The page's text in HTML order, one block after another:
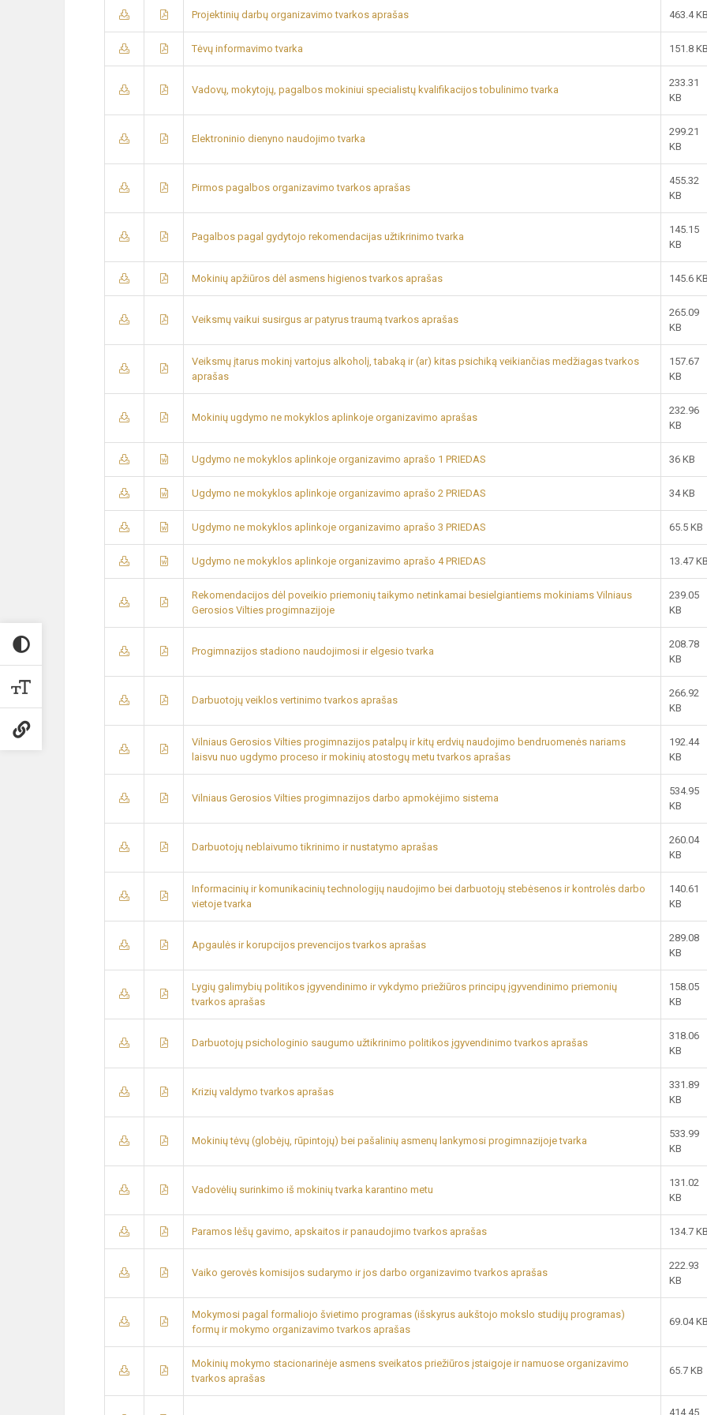
Projektinių darbų organizavimo tvarkos aprašas 463.4
Tėvų informavimo tvarka 151.8
Vadovų, mokytojų, pagalbos mokiniui specialistų kvalifikacijos tobulinimo tvarka
233.31
KB
Elektroninio dienyno naudojimo tvarka
299.21
KB
Pirmos pagalbos organizavimo tvarkos aprašas
455.32
KB
Pagalbos pagal gydytojo rekomendacijas užtikrinimo tvarka
145.15
KB
Mokinių apžiūros dėl asmens higienos tvarkos aprašas 145.6
Veiksmų vaikui susirgus ar patyrus traumą tvarkos aprašas
265.09
KB
Veiksmų įtarus mokinį vartojus alkoholį, tabaką ir (ar) kitas psichiką veikiančias medžiagas tvarkos
aprašas
157.67
KB
Mokinių ugdymo ne mokyklos aplinkoje organizavimo aprašas
232.96
KB
Ugdymo ne mokyklos aplinkoje organizavimo aprašo 1 PRIEDAS 36 KB
Ugdymo ne mokyklos aplinkoje organizavimo aprašo 2 PRIEDAS 34 KB
Ugdymo ne mokyklos aplinkoje organizavimo aprašo 3 PRIEDAS 65.5 KB
Ugdymo ne mokyklos aplinkoje organizavimo aprašo 4 PRIEDAS 13.47
Rekomendacijos dėl poveikio priemonių taikymo netinkamai besielgiantiems mokiniams Vilniaus
Gerosios Vilties progimnazijoje
239.05
KB
Progimnazijos stadiono naudojimosi ir elgesio tvarka
208.78
KB
Darbuotojų veiklos vertinimo tvarkos aprašas
266.92
KB
Vilniaus Gerosios Vilties progimnazijos patalpų ir kitų erdvių naudojimo bendruomenės nariams
laisvu nuo ugdymo proceso ir mokinių atostogų metu tvarkos aprašas
192.44
KB
Vilniaus Gerosios Vilties progimnazijos darbo apmokėjimo sistema
534.95
KB
Darbuotojų neblaivumo tikrinimo ir nustatymo aprašas
260.04
KB
Informacinių ir komunikacinių technologijų naudojimo bei darbuotojų stebėsenos ir kontrolės darbo
vietoje tvarka
140.61
KB
Apgaulės ir korupcijos prevencijos tvarkos aprašas
289.08
KB
Lygių galimybių politikos įgyvendinimo ir vykdymo priežiūros principų įgyvendinimo priemonių
tvarkos aprašas
158.05
KB
Darbuotojų psichologinio saugumo užtikrinimo politikos įgyvendinimo tvarkos aprašas
318.06
KB
Krizių valdymo tvarkos aprašas
331.89
KB
Mokinių tėvų (globėjų, rūpintojų) bei pašalinių asmenų lankymosi progimnazijoje tvarka
533.99
KB
Vadovėlių surinkimo iš mokinių tvarka karantino metu
131.02
KB
Paramos lėšų gavimo, apskaitos ir panaudojimo tvarkos aprašas 134.7
Vaiko gerovės komisijos sudarymo ir jos darbo organizavimo tvarkos aprašas
222.93
KB
Mokymosi pagal formaliojo švietimo programas (išskyrus aukštojo mokslo studijų programas)
formų ir mokymo organizavimo tvarkos aprašas
69.04
Mokinių mokymo stacionarinėje asmens sveikatos priežiūros įstaigoje ir namuose organizavimo
tvarkos aprašas
65.7 KB
414.45